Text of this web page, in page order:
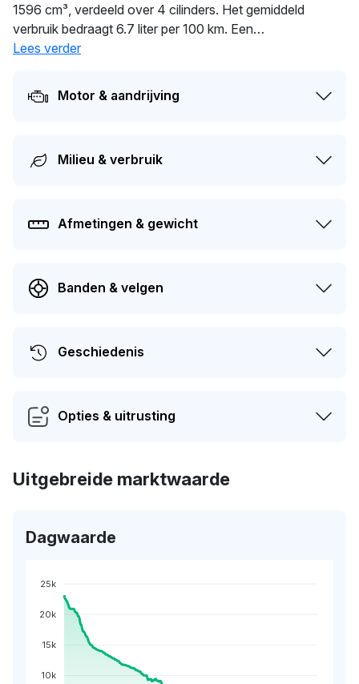
1596 cm³, verdeeld over 4 cilinders. Het gemiddeld
verbruik bedraagt 6.7 liter per 100 km. Een
uitgebalanceerd gewicht van 1.277 kg voor optimale
plaats in 2026. De APK is geldig tot 11-06-2027. Dit
voertuig heeft 4 eigenaren gehad in het verleden. De
Lees verder
Motor & aandrijving
Milieu & verbruik
Afmetingen & gewicht
Banden & velgen
Geschiedenis
Opties & uitrusting
Uitgebreide marktwaarde
Dagwaarde
25k
20k
15k
10k